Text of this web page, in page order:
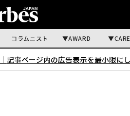
コラムニスト AWARD
記事ページ内の広告表示を最小限に